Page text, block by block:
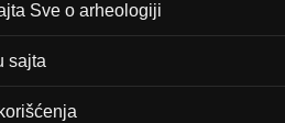
Sve o arheologiji
sajta